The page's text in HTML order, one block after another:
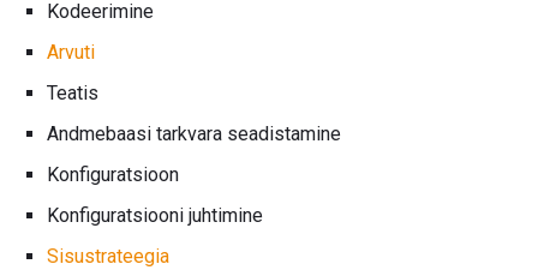
Kodeerimine
Arvuti
Teatis
Andmebaasi tarkvara seadistamine
Konfiguratsioon
Konfiguratsiooni juhtimine
Sisustrateegia